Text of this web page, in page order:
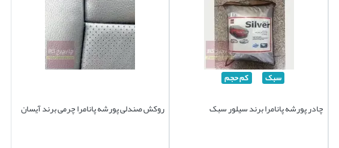
سبک کم حجم
چادر پورشه پانامرا برند سیلور سبک روکش صندلی پورشه پانامرا چرمی برند آیسان